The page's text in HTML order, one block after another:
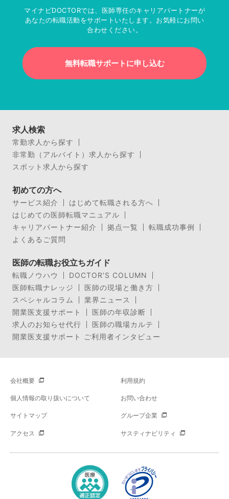
マイナビDOCTORでは、医師専任のキャリアパートナーが
あなたの転職活動をサポートいたします。お気軽にお問い
合わせください。
無料転職サポートに申し込む
求人検索
常勤求人から探す
非常勤（アルバイト）求人から探す
スポット求人から探す
初めての方へ
サービス紹介
はじめて転職される方へ
はじめての医師転職マニュアル
キャリアパートナー紹介
拠点一覧
転職成功事例
よくあるご質問
医師の転職お役立ちガイド
転職ノウハウ
DOCTOR’S COLUMN
医師転職ナレッジ
医師の現場と働き方
スペシャルコラム
業界ニュース
開業医支援サポート
医師の年収診断
求人のお知らせ代行
医師の職場カルテ
開業医支援サポート ご利用者インタビュー
会社概要 利用規約
個人情報の取り扱いについて お問い合わせ
サイトマップ グループ企業
アクセス サスティナビリティ